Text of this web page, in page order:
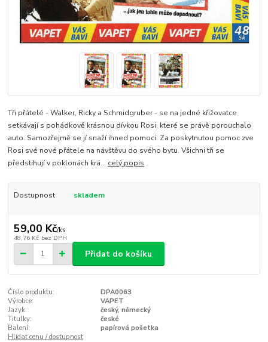
Tři přátelé - Walker, Ricky a Schmidgruber - se na jedné křižovatce
setkávají s pohádkově krásnou dívkou Rosi, které se právě porouchalo
auto. Samozřejmě se jí snaží ihned pomoci. Za poskytnutou pomoc zve
Rosi své nové přátele na návštěvu do svého bytu. Všichni tři se
předstihují v poklonách krá... celý popis
Dostupnost skladem
59,00 Kč/ks
48,76 Kč bez DPH
Přidat do košíku
Číslo produktu:
DPA0063
Výrobce:
VAPET
Jazyk:
český, německý
Titulky:
české
Balení:
papírová pošetka
Hlídat cenu / dostupnost